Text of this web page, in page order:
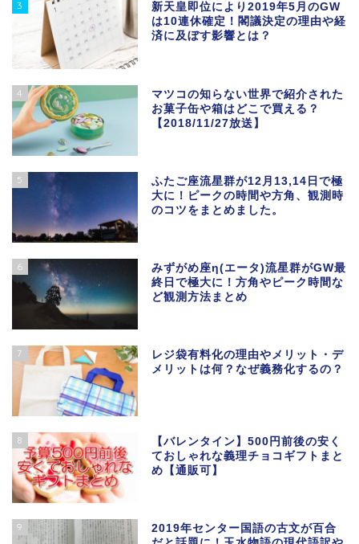
3
新天皇即位により2019年5月のGW
は10連休確定！閣議決定の理由や経
済に及ぼす影響とは？
4
マツコの知らない世界で紹介された
お菓子缶や箱はどこで買える？
【2018/11/27放送】
5
ふたご座流星群が12月13,14日で極
大に！ピークの時間や方角、観測時
のコツをまとめました。
6
みずがめ座η(エータ)流星群がGW最
終日で極大に！方角やピーク時間な
ど観測方法まとめ
7
レジ袋有料化の理由やメリット・デ
メリットは何？なぜ義務化するの？
8
【バレンタイン】500円前後の安く
ておしゃれな義理チョコギフトまと
め【通販可】
9
2019年センター国語の古文が百合